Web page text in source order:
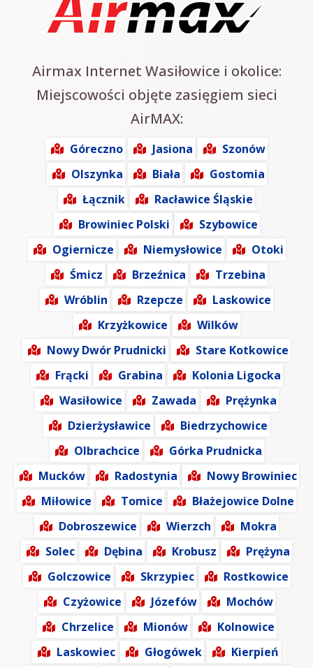
Airmax Internet Wasiłowice i okolice:
Miejscowości objęte zasięgiem sieci
AirMAX:
Góreczno Jasiona
Szonów
Olszynka
Biała
Gostomia
Łącznik
Racławice Śląskie
Browiniec Polski
Szybowice
Ogiernicze
Niemysłowice
Otoki
Śmicz
Brzeźnica
Trzebina
Wróblin
Rzepcze
Laskowice
Krzyżkowice
Wilków
Nowy Dwór Prudnicki
Stare Kotkowice
Frącki
Grabina
Kolonia Ligocka
Wasiłowice
Zawada
Prężynka
Dzierżysławice
Biedrzychowice
Olbrachcice
Górka Prudnicka
Mucków
Radostynia
Nowy Browiniec
Miłowice
Tomice
Błażejowice Dolne
Dobroszewice
Wierzch
Mokra
Solec
Dębina Krobusz
Prężyna
Golczowice
Skrzypiec
Rostkowice
Czyżowice
Józefów
Mochów
Chrzelice
Mionów
Kolnowice
Laskowiec
Głogówek
Kierpień